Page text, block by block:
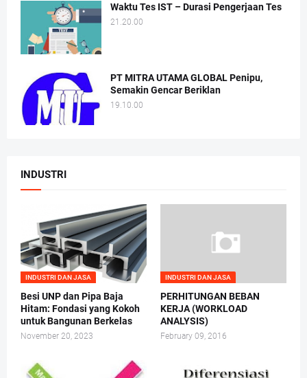
Waktu Tes IST – Durasi Pengerjaan Tes
21.20.00
PT MITRA UTAMA GLOBAL Penipu,
Semakin Gencar Beriklan
19.10.00
INDUSTRI
INDUSTRI DAN JASA
Besi UNP dan Pipa Baja
Hitam: Fondasi yang Kokoh
untuk Bangunan Berkelas
November 20, 2023
INDUSTRI DAN JASA
PERHITUNGAN BEBAN
KERJA (WORKLOAD
ANALYSIS)
February 09, 2016